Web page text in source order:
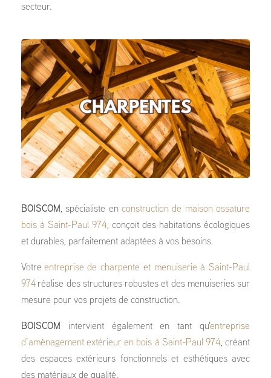
secteur.
BOISCOM , spécialiste en construction de maison ossature
bois à Saint-Paul 974, conçoit des habitations écologiques
et durables, parfaitement adaptées à vos besoins.
Votre entreprise de charpente et menuiserie à Saint-Paul
974 réalise des structures robustes et des menuiseries sur
mesure pour vos projets de construction.
BOISCOM intervient également en tant qu'entreprise
d’aménagement extérieur en bois à Saint-Paul 974, créant
des espaces extérieurs fonctionnels et esthétiques avec
des matériaux de qualité.